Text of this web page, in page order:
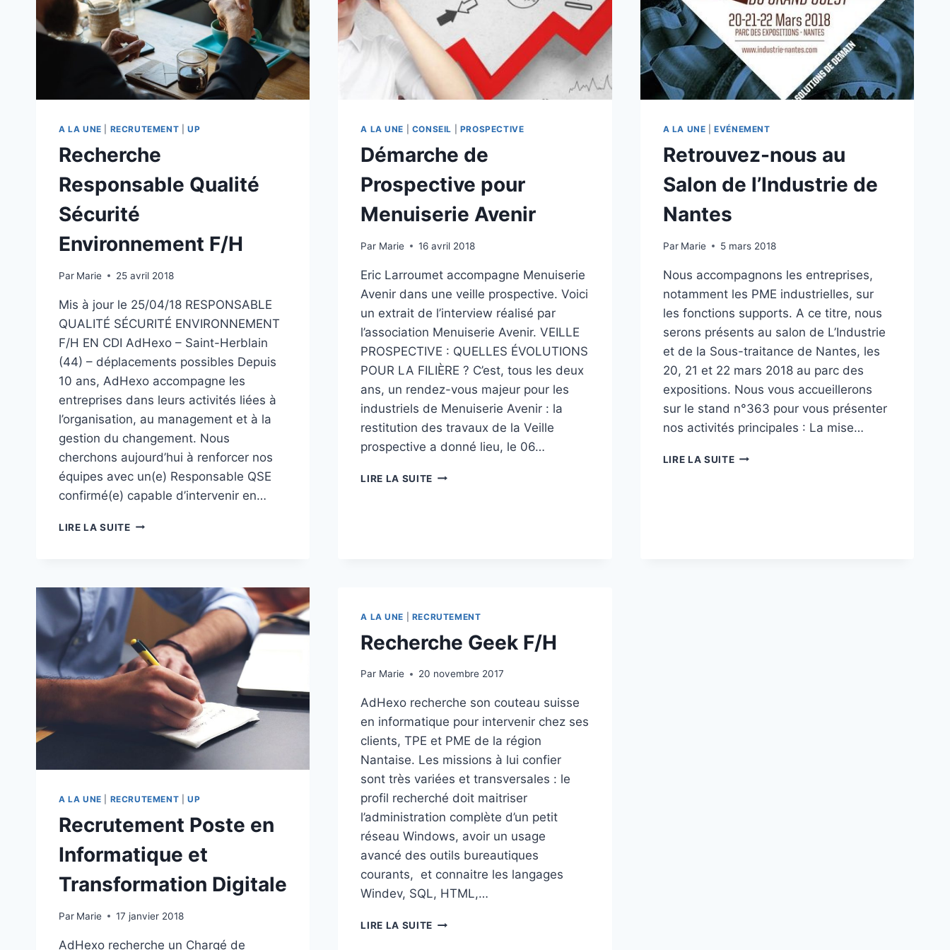
A LA UNE RECRUTEMENT UP
Recherche
Responsable Qualité
Sécurité
Environnement F/H
Par Marie 25 avril 2018
Mis à jour le 25/04/18 RESPONSABLE
QUALITÉ SÉCURITÉ ENVIRONNEMENT
F/H EN CDI AdHexo – Saint-Herblain
(44) – déplacements possibles Depuis
10 ans, AdHexo accompagne les
entreprises dans leurs activités liées à
l’organisation, au management et à la
gestion du changement. Nous
cherchons aujourd’hui à renforcer nos
équipes avec un(e) Responsable QSE
confirmé(e) capable d’intervenir en…
LIRE LA SUITERECHERCHE
F/H
A LA UNE CONSEIL PROSPECTIVE
Démarche de
Prospective pour
Menuiserie Avenir
Par Marie 16 avril 2018
Eric Larroumet accompagne Menuiserie
Avenir dans une veille prospective. Voici
un extrait de l’interview réalisé par
l’association Menuiserie Avenir. VEILLE
PROSPECTIVE : QUELLES ÉVOLUTIONS
POUR LA FILIÈRE ? C’est, tous les deux
ans, un rendez-vous majeur pour les
industriels de Menuiserie Avenir : la
restitution des travaux de la Veille
prospective a donné lieu, le 06…
LIRE LA SUITE DÉMARCHE
A LA UNE |EVÉNEMENT
Retrouvez-nous au
Salon de l’Industrie de
Nantes
Par Marie 5 mars 2018
Nous accompagnons les entreprises,
notamment les PME industrielles, sur
les fonctions supports. A ce titre, nous
serons présents au salon de L’Industrie
et de la Sous-traitance de Nantes, les
20, 21 et 22 mars 2018 au parc des
expositions. Nous vous accueillerons
sur le stand n°363 pour vous présenter
nos activités principales : La mise…
LIRE LA SUITERETROUVEZ-
A LA UNE RECRUTEMENT UP
Recrutement Poste en
Informatique et
Transformation Digitale
Par Marie 17 janvier 2018
AdHexo recherche un Chargé de
A LA UNE RECRUTEMENT
Recherche Geek F/H
Par Marie 20 novembre 2017
AdHexo recherche son couteau suisse
en informatique pour intervenir chez ses
clients, TPE et PME de la région
Nantaise. Les missions à lui confier
sont très variées et transversales : le
profil recherché doit maitriser
l’administration complète d’un petit
réseau Windows, avoir un usage
avancé des outils bureautiques
courants, et connaitre les langages
Windev, SQL, HTML,…
LIRE LA SUITE RECHERCHE